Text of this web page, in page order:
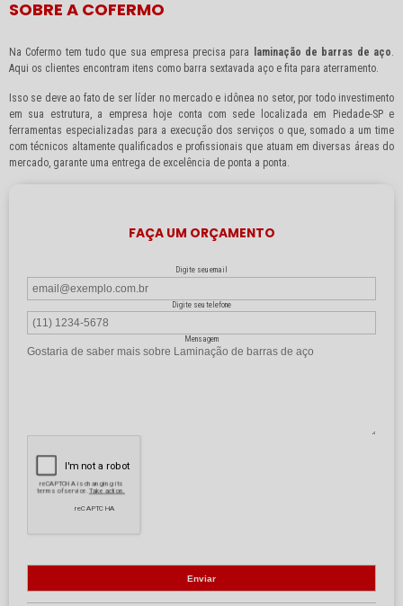
SOBRE A COFERMO
Na Cofermo tem tudo que sua empresa precisa para laminação de barras de aço.
Aqui os clientes encontram itens como barra sextavada aço e fita para aterramento.
Isso se deve ao fato de ser líder no mercado e idônea no setor, por todo investimento
em sua estrutura, a empresa hoje conta com sede localizada em Piedade-SP e
ferramentas especializadas para a execução dos serviços o que, somado a um time
com técnicos altamente qualificados e profissionais que atuam em diversas áreas do
mercado, garante uma entrega de excelência de ponta a ponta.
FAÇA UM ORÇAMENTO
Digite seu email
Digite seu telefone
Mensagem